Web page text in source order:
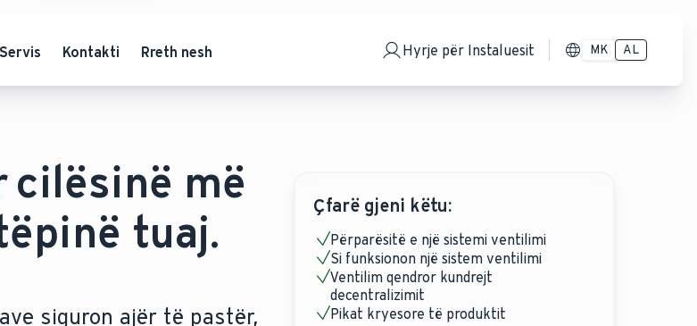
Servis Kontakti Rreth nesh Hyrje për Instaluesit MK AL
më
tuaj.
siguron ajër të pastër,
Çfarë gjeni këtu:
Përparësitë e një sistemi ventilimi
Si funksionon një sistem ventilimi
Ventilim qendror kundrejt
decentralizimit
Pikat kryesore të produktit